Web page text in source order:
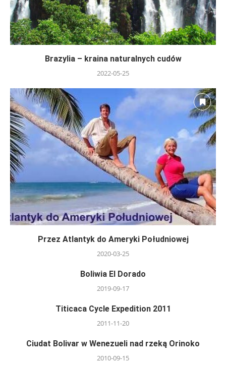
Brazylia – kraina naturalnych cudów
2022-05-25
Przez Atlantyk do Ameryki Południowej
2020-03-25
Boliwia El Dorado
2019-09-17
Titicaca Cycle Expedition 2011
2011-11-20
Ciudat Bolivar w Wenezueli nad rzeką Orinoko
2010-09-15